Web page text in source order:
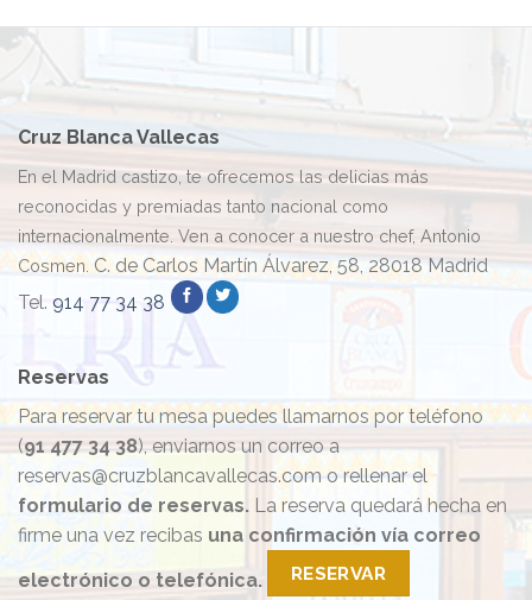
Cruz Blanca Vallecas
En el Madrid castizo, te ofrecemos las delicias más
reconocidas y premiadas tanto nacional como
internacionalmente. Ven a conocer a nuestro chef, Antonio
Cosmen. C. de Carlos Martín Álvarez, 58, 28018 Madrid
Tel. 914 77 34 38
Reservas
Para reservar tu mesa puedes llamarnos por teléfono
(91 477 34 38), enviarnos un correo a
reservas@cruzblancavallecas.com o rellenar el
formulario de reservas. La reserva quedará hecha en
firme una vez recibas una confirmación vía correo
electrónico o telefónica. RESERVAR